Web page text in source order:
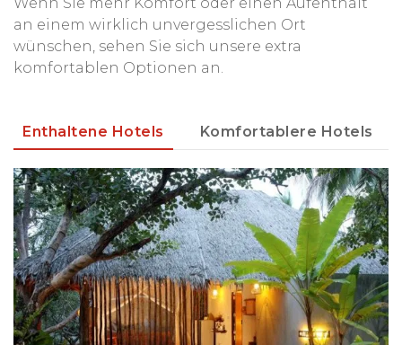
an einem wirklich unvergesslichen Ort
wünschen, sehen Sie sich unsere extra
komfortablen Optionen an.
Enthaltene Hotels Komfortablere Hotels